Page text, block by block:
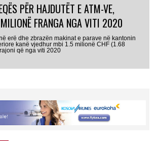
PËR HAJDUTËT E ATM-VE,
FRANGA NGA VITI 2020
erë dhe zbrazën makinat e parave në kantonin
kanë vjedhur mbi 1.5 milionë CHF (1.68
që nga viti 2020